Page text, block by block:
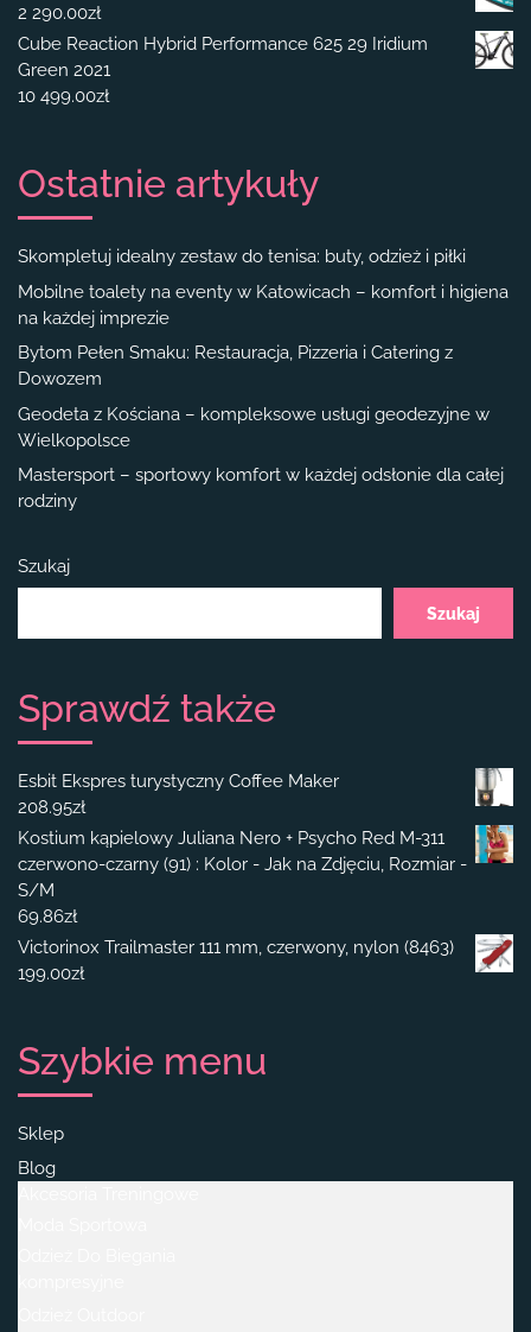
2 290.00zł
Cube Reaction Hybrid Performance 625 29 Iridium
Green 2021
10 499.00zł
Ostatnie artykuły
Skompletuj idealny zestaw do tenisa: buty, odzież i piłki
Mobilne toalety na eventy w Katowicach – komfort i higiena
na każdej imprezie
Bytom Pełen Smaku: Restauracja, Pizzeria i Catering z
Dowozem
Geodeta z Kościana – kompleksowe usługi geodezyjne w
Wielkopolsce
Mastersport – sportowy komfort w każdej odsłonie dla całej
rodziny
Szukaj
Szukaj
Sprawdź także
Esbit Ekspres turystyczny Coffee Maker
208.95zł
Kostium kąpielowy Juliana Nero + Psycho Red M-311
czerwono-czarny (91) : Kolor - Jak na Zdjęciu, Rozmiar -
S/M
69.86zł
Victorinox Trailmaster 111 mm, czerwony, nylon (8463)
199.00zł
Szybkie menu
Sklep
Blog